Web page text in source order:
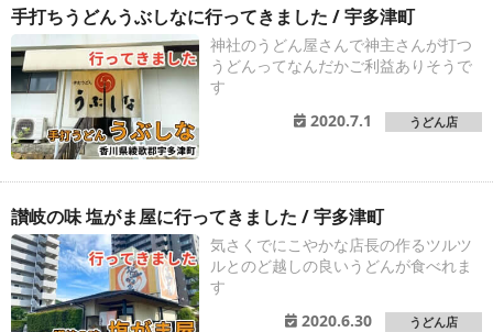
手打ちうどんうぶしなに行ってきました / 宇多津町
神社のうどん屋さんで神主さんが打つ
うどんってなんだかご利益ありそうで
す
2020.7.1
うどん店
讃岐の味 塩がま屋に行ってきました / 宇多津町
気さくでにこやかな店長の作るツルツ
ルとのど越しの良いうどんが食べれま
す
2020.6.30
うどん店